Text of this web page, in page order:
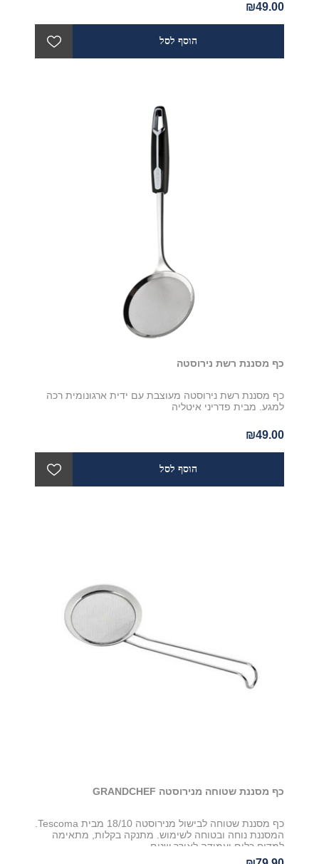
₪49.00
כף מסננת רשת נירוסטה
כף מסננת רשת נירוסטה מעוצבת עם ידית ארגונומית רכה
למגע. מבית פדריני איטליה
₪49.00
כף מסננת שטוחה מנירוסטה GRANDCHEF
המסננת נוחה ובטוחה לשימוש. מתנקה בקלות, מתאימה
למדיח כלים ועמידה לאורך שנים